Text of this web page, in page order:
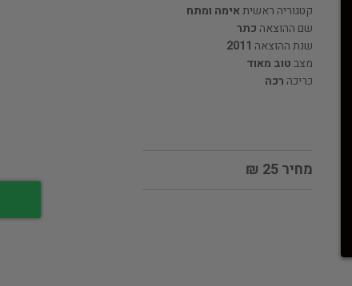
קטגוריה ראשיתאימה ומתח
שם ההוצאה כתר
שנת ההוצאה 2011
מצבטוב מאוד
כריכה רכה
מחיר 25 ₪